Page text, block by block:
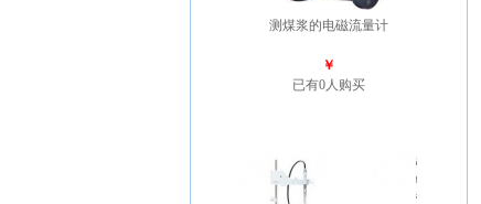
测煤浆的电磁流量计
￥
已有0人购买